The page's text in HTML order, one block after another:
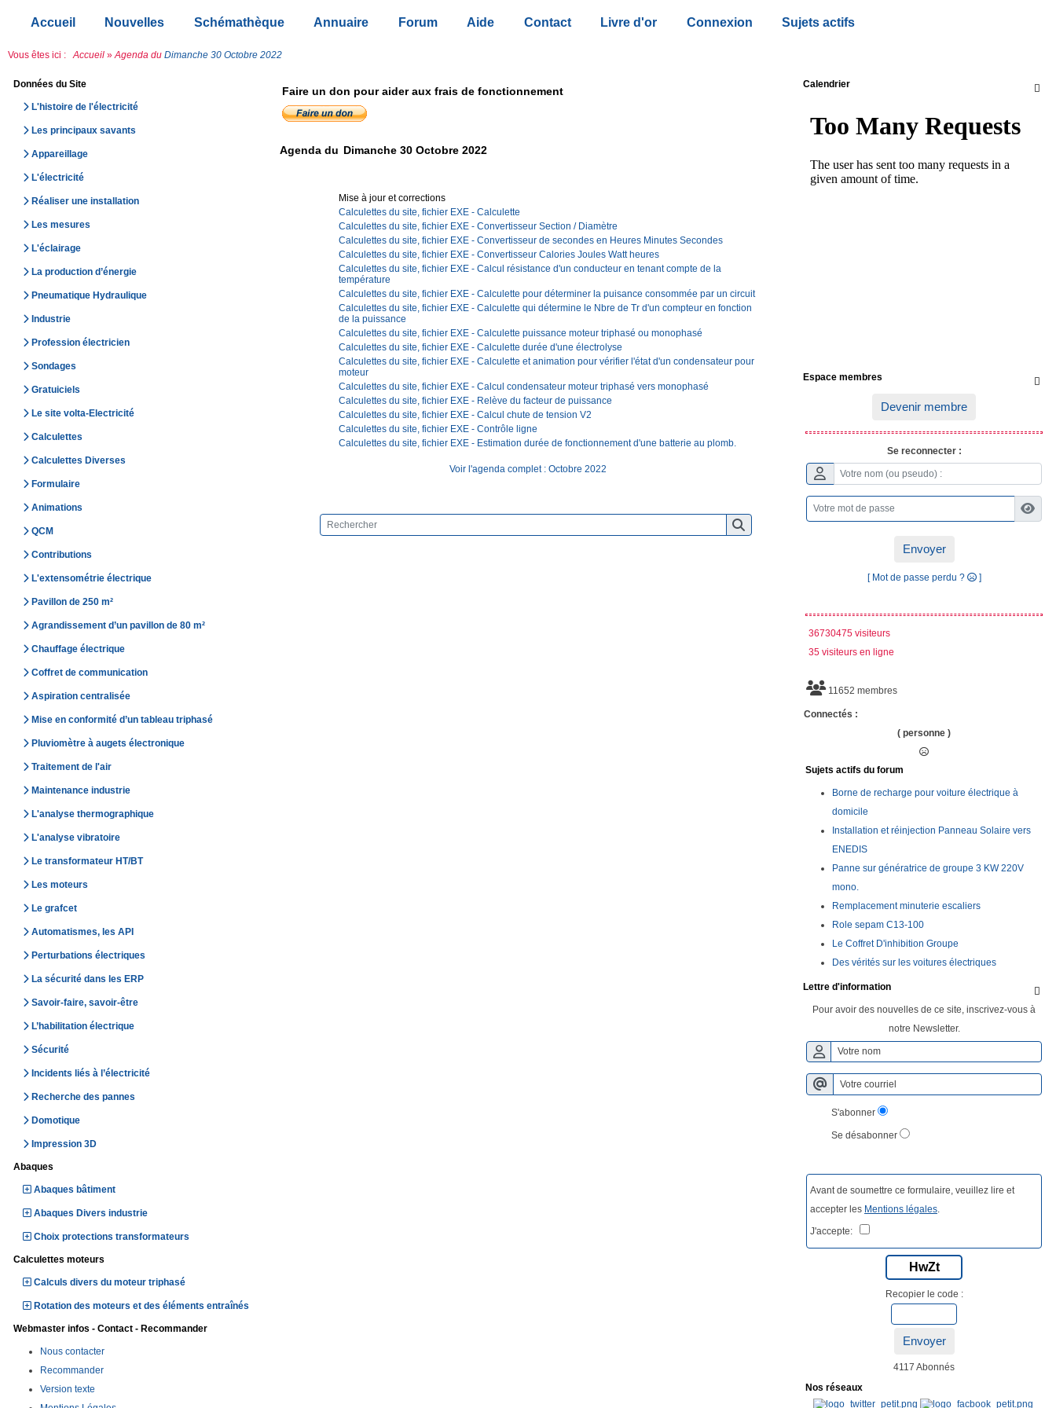
Accueil Nouvelles Schémathèque Annuaire Forum Aide Contact Livre d'or Connexion Sujets actifs
Vous êtes ici : Accueil »Agenda du Dimanche 30 Octobre 2022
Données du Site
L'histoire de l'électricité
Les principaux savants
Appareillage
L'électricité
Réaliser une installation
Les mesures
L'éclairage
La production d’énergie
Pneumatique Hydraulique
Industrie
Profession électricien
Sondages
Gratuiciels
Le site volta-Electricité
Calculettes
Calculettes Diverses
Formulaire
Animations
QCM
Contributions
L'extensométrie électrique
Pavillon de 250 m²
Agrandissement d’un pavillon de 80 m²
Chauffage électrique
Coffret de communication
Aspiration centralisée
Mise en conformité d’un tableau triphasé
Pluviomètre à augets électronique
Traitement de l'air
Maintenance industrie
L'analyse thermographique
L'analyse vibratoire
Le transformateur HT/BT
Les moteurs
Le grafcet
Automatismes, les API
Perturbations électriques
La sécurité dans les ERP
Savoir-faire, savoir-être
L’habilitation électrique
Sécurité
Incidents liés à l’électricité
Recherche des pannes
Domotique
Impression 3D
Abaques
Abaques bâtiment
Abaques Divers industrie
Choix protections transformateurs
Calculettes moteurs
Calculs divers du moteur triphasé
Rotation des moteurs et des éléments entraînés
Webmaster infos - Contact - Recommander
Nous contacter
Recommander
Version texte
Faire un don pour aider aux frais de fonctionnement
Agenda du Dimanche 30 Octobre 2022
Mise à jour et corrections
Calculettes du site, fichier EXE - Calculette
Calculettes du site, fichier EXE - Convertisseur Section / Diamètre
Calculettes du site, fichier EXE - Convertisseur de secondes en Heures Minutes Secondes
Calculettes du site, fichier EXE - Convertisseur Calories Joules Watt heures
Calculettes du site, fichier EXE - Calcul résistance d'un conducteur en tenant compte de la
température
Calculettes du site, fichier EXE - Calculette pour déterminer la puisance consommée par un circuit
Calculettes du site, fichier EXE - Calculette qui détermine le Nbre de Tr d'un compteur en fonction
de la puissance
Calculettes du site, fichier EXE - Calculette puissance moteur triphasé ou monophasé
Calculettes du site, fichier EXE - Calculette durée d'une électrolyse
Calculettes du site, fichier EXE - Calculette et animation pour vérifier l'état d'un condensateur pour
moteur
Calculettes du site, fichier EXE - Calcul condensateur moteur triphasé vers monophasé
Calculettes du site, fichier EXE - Relève du facteur de puissance
Calculettes du site, fichier EXE - Calcul chute de tension V2
Calculettes du site, fichier EXE - Contrôle ligne
Calculettes du site, fichier EXE - Estimation durée de fonctionnement d'une batterie au plomb.
Voir l'agenda complet : Octobre 2022

Calendrier

Espace membres
Devenir membre
Se reconnecter :
Envoyer
[ Mot de passe perdu ? ]
36730475 visiteurs
35 visiteurs en ligne
11652 membres
Connectés :
( personne )
Sujets actifs du forum
Borne de recharge pour voiture électrique à
domicile
Installation et réinjection Panneau Solaire vers
ENEDIS
Panne sur génératrice de groupe 3 KW 220V
mono.
Remplacement minuterie escaliers
Role sepam C13-100
Le Coffret D'inhibition Groupe
Des vérités sur les voitures électriques

Lettre d'information
Pour avoir des nouvelles de ce site, inscrivez-vous à
notre Newsletter.
S'abonner
Se désabonner
Avant de soumettre ce formulaire, veuillez lire et
accepter les Mentions légales
J'accepte:
HwZt
Recopier le code :
Envoyer
4117 Abonnés
Nos réseaux